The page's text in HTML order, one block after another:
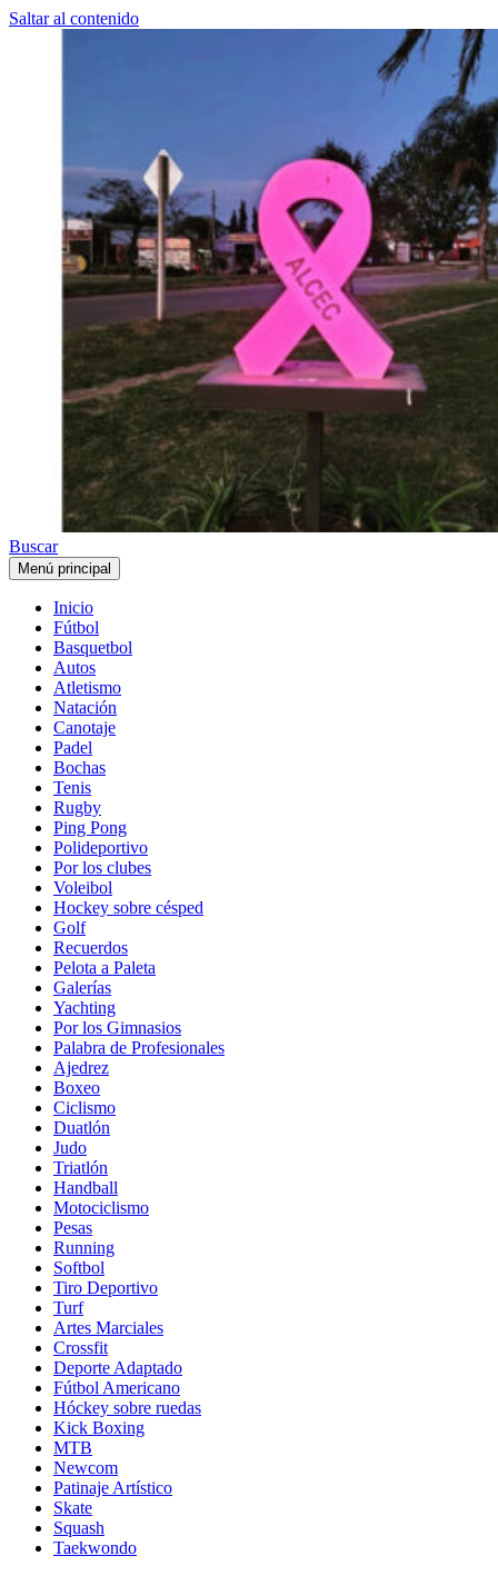
Saltar al contenido
Buscar
Menú principal
Inicio
Fútbol
Basquetbol
Autos
Atletismo
Natación
Canotaje
Padel
Bochas
Tenis
Rugby
Ping Pong
Polideportivo
Por los clubes
Voleibol
Hockey sobre césped
Golf
Recuerdos
Pelota a Paleta
Galerías
Yachting
Por los Gimnasios
Palabra de Profesionales
Ajedrez
Boxeo
Ciclismo
Duatlón
Judo
Triatlón
Handball
Motociclismo
Pesas
Running
Softbol
Tiro Deportivo
Turf
Artes Marciales
Crossfit
Deporte Adaptado
Fútbol Americano
Hóckey sobre ruedas
Kick Boxing
MTB
Newcom
Patinaje Artístico
Skate
Squash
Taekwondo